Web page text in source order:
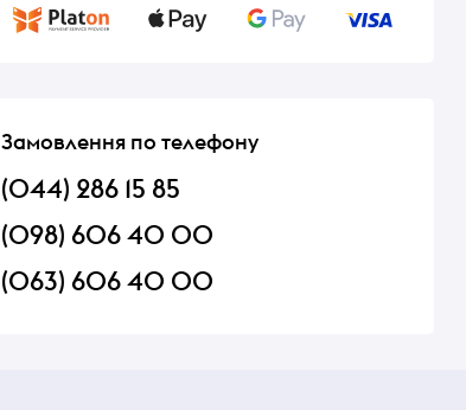
Замовлення по телефону
(044) 286 15 85
(098) 606 40 00
(063) 606 40 00